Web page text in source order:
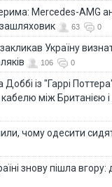
Mercedes-AMG
63 0
Україну
106 0
із "Гаррі
між Британією і
чому одесити
знову пішла